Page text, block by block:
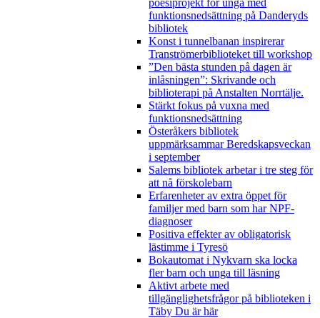
funktionsnedsättning på Danderyds
bibliotek
Konst i tunnelbanan inspirerar
Tranströmerbiblioteket till workshop
”Den bästa stunden på dagen är
inlåsningen”: Skrivande och
biblioterapi på Anstalten Norrtälje.
Stärkt fokus på vuxna med
funktionsnedsättning
Österåkers bibliotek
uppmärksammar Beredskapsveckan
i september
Salems bibliotek arbetar i tre steg för
att nå förskolebarn
Erfarenheter av extra öppet för
familjer med barn som har NPF-
diagnoser
Positiva effekter av obligatorisk
lästimme i Tyresö
Bokautomat i Nykvarn ska locka
fler barn och unga till läsning
Aktivt arbete med
tillgänglighetsfrågor på biblioteken i
Täby Du är här